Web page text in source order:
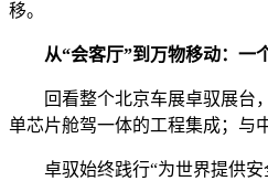
移。
从“会客厅”到万物移动：一
回看整个北京车展卓驭展台
单芯片舱驾一体的工程集成；与
卓驭始终践行“为世界提供